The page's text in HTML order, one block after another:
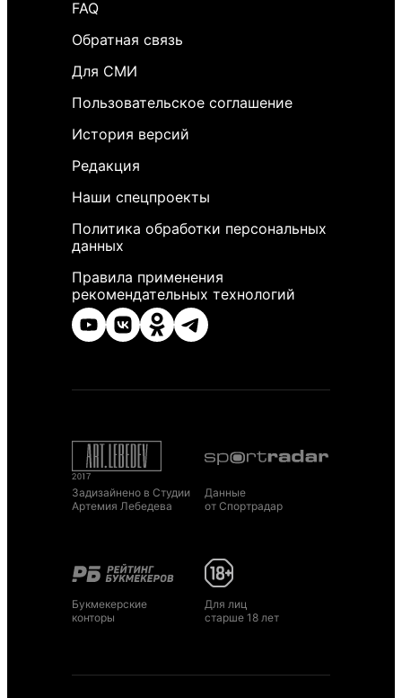
FAQ
Обратная связь
Для СМИ
Пользовательское соглашение
История версий
Редакция
Наши спецпроекты
Политика обработки персональных
данных
Правила применения
рекомендательных технологий
Задизайнено в Студии
Артемия Лебедева
Данные
от Спортрадар
Букмекерские
конторы
Для лиц
старше 18 лет